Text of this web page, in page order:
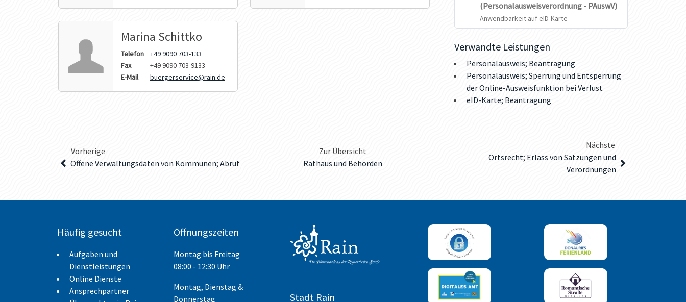
Marina Schittko
Telefon
+49 9090 703-133
Fax
+49 9090 703-9133
E-Mail
buergerservice@rain.de
(Personalausweisverordnung - PAuswV)
Anwendbarkeit auf eID-Karte
Verwandte Leistungen
Personalausweis; Beantragung
Personalausweis; Sperrung und Entsperrung
der Online-Ausweisfunktion bei Verlust
eID-Karte; Beantragung
Vorherige
Offene Verwaltungsdaten von Kommunen; Abruf
Zur Übersicht
Rathaus und Behörden
Nächste
Ortsrecht; Erlass von Satzungen und
Verordnungen
Häufig gesucht
Aufgaben und
Dienstleistungen
Online Dienste
Ansprechpartner
Öffnungszeiten
Montag bis Freitag
08:00 - 12:30 Uhr
Montag, Dienstag &
Donnerstag
Stadt Rain